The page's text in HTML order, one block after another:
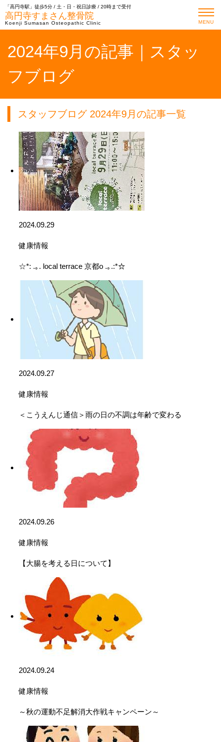
「高円寺駅」徒歩5分 / 土・日・祝日診療 / 20時まで受付
高円寺すまさん整骨院
Koenji Sumasan Osteopathic Clinic MENU
2024年9月の記事｜スタッ
フブログ
スタッフブログ 2024年9月の記事一覧
2024.09.29
健康情報
☆*: .｡. local terrace 京都o .｡.:*☆
2024.09.27
健康情報
＜こうえんじ通信＞雨の日の不調は年齢で変わる
2024.09.26
健康情報
【大腸を考える日について】
2024.09.24
健康情報
～秋の運動不足解消大作戦キャンペーン～